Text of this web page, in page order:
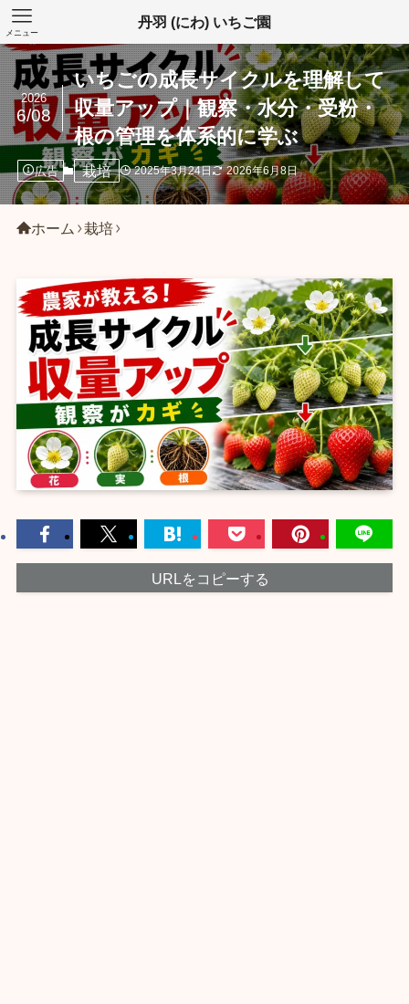
丹羽 (にわ) いちご園
メニュー
いちごの成長サイクルを理解して
収量アップ｜観察・水分・受粉・
根の管理を体系的に学ぶ
2026
6/08
広告 栽培 2025年3月24日 2026年6月8日
ホーム 栽培
URLをコピーする